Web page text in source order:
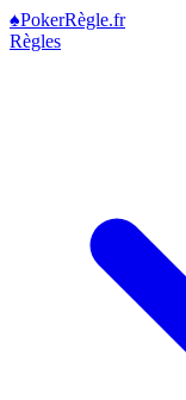
♠PokerRègle.fr
Règles